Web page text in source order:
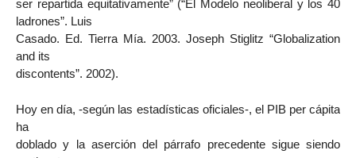
ser repartida equitativamente” (“El Modelo neoliberal y los 40
ladrones”. Luis
Casado. Ed. Tierra Mía. 2003. Joseph Stiglitz “Globalization
and its
discontents”. 2002).
Hoy en día, -según las estadísticas oficiales-, el PIB per cápita
ha
doblado y la aserción del párrafo precedente sigue siendo